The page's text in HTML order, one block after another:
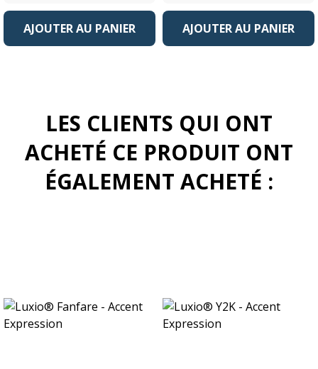
AJOUTER AU PANIER AJOUTER AU PANIER
LES CLIENTS QUI ONT
ACHETÉ CE PRODUIT ONT
ÉGALEMENT ACHETÉ :